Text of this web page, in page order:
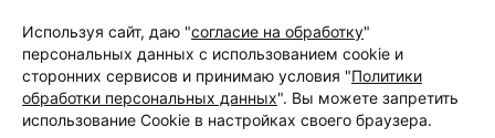
персональных данных
ЗАКАЗАТЬ ЗВОНОК
Используя сайт, даю "согласие на обработку"
персональных данных с использованием cookie и
сторонних сервисов и принимаю условия "Политики
обработки персональных данных". Вы можете запретить
использование Cookie в настройках своего браузера.